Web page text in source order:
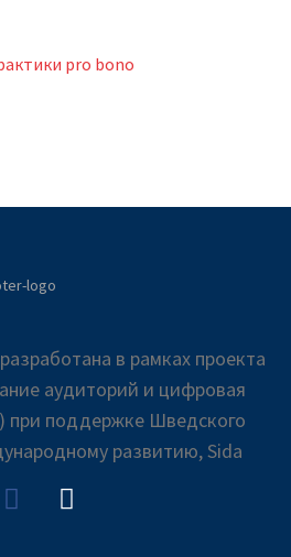
pro bono
в рамках проекта
аудиторий и цифровая
при поддержке Шведского
развитию, Sida